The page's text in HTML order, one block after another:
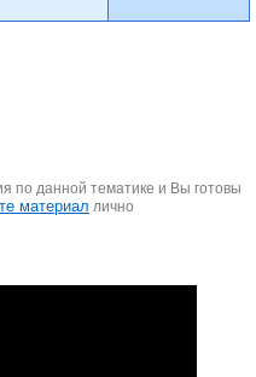
по данной тематике и Вы готовы
материал лично